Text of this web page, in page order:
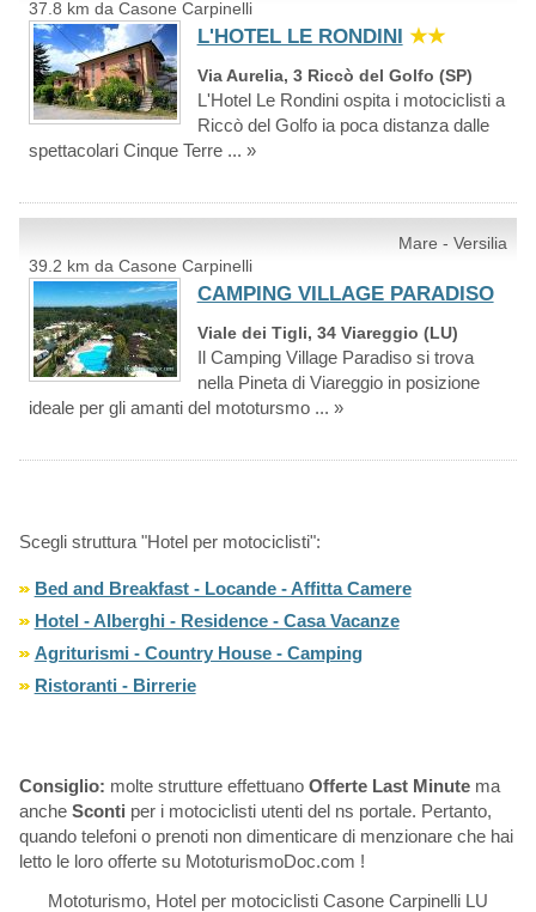
37.8 km da Casone Carpinelli
L'HOTEL LE RONDINI ★★
Via Aurelia, 3 Riccò del Golfo (SP)
L'Hotel Le Rondini ospita i motociclisti a
Riccò del Golfo ia poca distanza dalle
spettacolari Cinque Terre ... »
Mare - Versilia
39.2 km da Casone Carpinelli
CAMPING VILLAGE PARADISO
Viale dei Tigli, 34 Viareggio (LU)
Il Camping Village Paradiso si trova
nella Pineta di Viareggio in posizione
ideale per gli amanti del mototursmo ... »
Scegli struttura "Hotel per motociclisti":
Bed and Breakfast - Locande - Affitta Camere
Hotel - Alberghi - Residence - Casa Vacanze
Agriturismi - Country House - Camping
Ristoranti - Birrerie
Consiglio: molte strutture effettuano Offerte Last Minutema
anche Sconti per i motociclisti utenti del ns portale. Pertanto,
quando telefoni o prenoti non dimenticare di menzionare che hai
letto le loro offerte su MototurismoDoc.com !
Mototurismo, Hotel per motociclisti Casone Carpinelli LU